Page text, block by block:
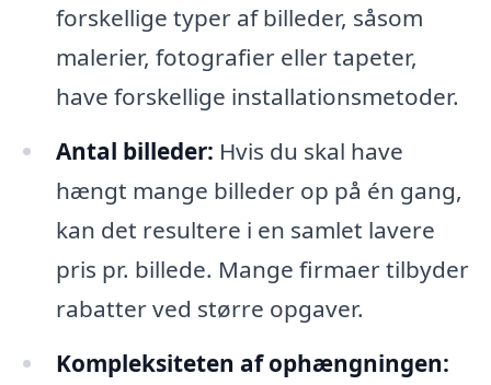
forskellige typer af billeder, såsom
malerier, fotografier eller tapeter,
have forskellige installationsmetoder.
Antal billeder: Hvis du skal have
hængt mange billeder op på én gang,
kan det resultere i en samlet lavere
pris pr. billede. Mange firmaer tilbyder
rabatter ved større opgaver.
Kompleksiteten af ophængningen: